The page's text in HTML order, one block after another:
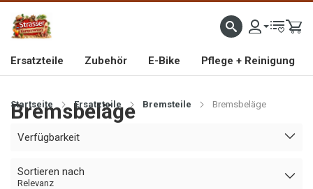
IMPORTEUR VON HOCHWERTIGEN FAHRRAD- UND MOFAERSATZTEILEN SEIT 1993
Ersatzteile Zubehör E-Bike Pflege + Reinigung
Startseite Ersatzteile Bremsteile Bremsbeläge
Bremsbeläge
Verfügbarkeit
Sortieren nach
Relevanz